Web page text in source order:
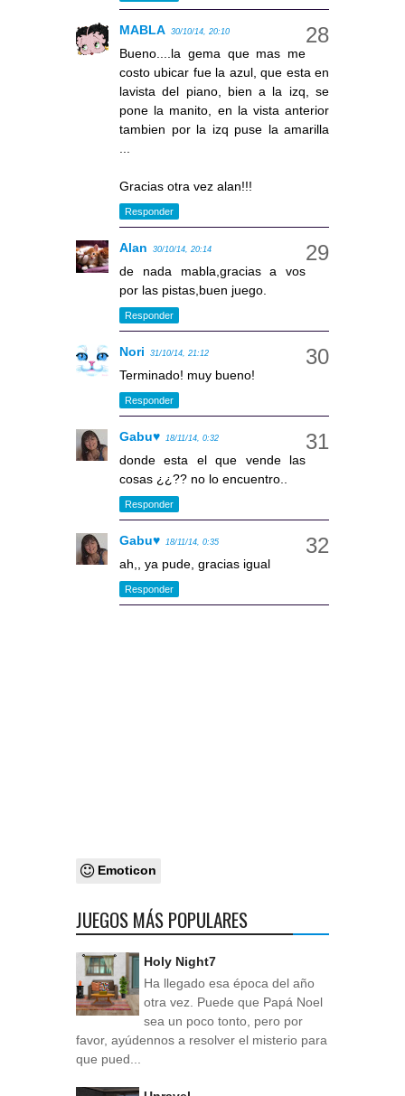
MABLA 30/10/14, 20:10
Bueno....la gema que mas me
costo ubicar fue la azul, que esta en
lavista del piano, bien a la izq, se
pone la manito, en la vista anterior
tambien por la izq puse la amarilla
Gracias otra vez alan!!!
Responder
Alan 30/10/14, 20:14
de nada mabla,gracias a vos
por las pistas,buen juego.
Responder
Nori 31/10/14, 21:12
Terminado! muy bueno!
Responder
Gabu♥ 18/11/14, 0:32
donde esta el que vende las
cosas ¿¿?? no lo encuentro..
Responder
Gabu♥ 18/11/14, 0:35
ah,, ya pude, gracias igual
Responder
Emoticon
JUEGOS MÁS POPULARES
Holy Night7
Ha llegado esa época del año
otra vez. Puede que Papá Noel
sea un poco tonto, pero por
favor, ayúdennos a resolver el misterio para
que pued...